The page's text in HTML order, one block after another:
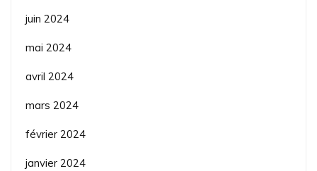
juin 2024
mai 2024
avril 2024
mars 2024
février 2024
janvier 2024